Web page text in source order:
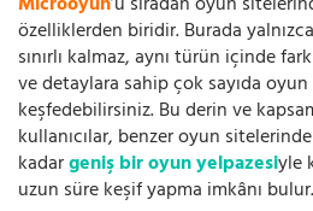
özelliklerden biridir. Burada
sınırlı kalmaz, aynı türün içinde
ve detaylara sahip çok sayıda oyun
keşfedebilirsiniz. Bu derin ve
kullanıcılar, benzer oyun
kadargeniş bir oyun yelpazesiyle
uzun süre keşif yapma imkânı